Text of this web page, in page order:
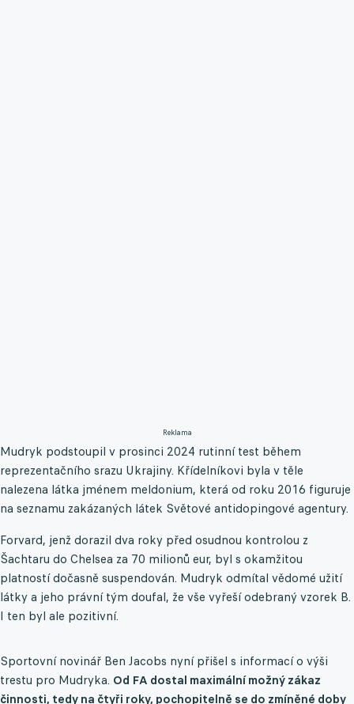
Reklama
Mudryk podstoupil v prosinci 2024 rutinní test během
reprezentačního srazu Ukrajiny. Křídelníkovi byla v těle
nalezena látka jménem meldonium, která od roku 2016 figuruje
na seznamu zakázaných látek Světové antidopingové agentury.
Forvard, jenž dorazil dva roky před osudnou kontrolou z
Šachtaru do Chelsea za 70 milionů eur, byl s okamžitou
platností dočasně suspendován. Mudryk odmítal vědomé užití
látky a jeho právní tým doufal, že vše vyřeší odebraný vzorek B.
I ten byl ale pozitivní.
Sportovní novinář Ben Jacobs nyní přišel s informací o výši
trestu pro Mudryka. Od FA dostal maximální možný zákaz
činnosti, tedy na čtyři roky, pochopitelně se do zmíněné doby